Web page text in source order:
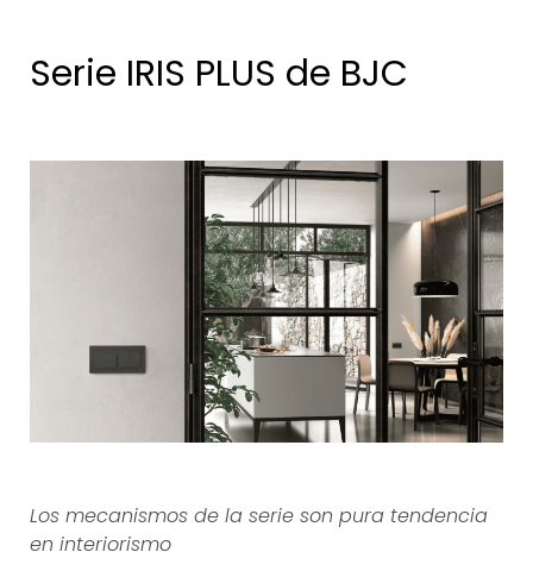
Serie IRIS PLUS de BJC
Los mecanismos de la serie son pura tendencia
en interiorismo